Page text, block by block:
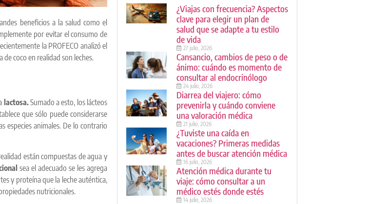
beneficios a la salud como el
por evitar el consumo de
la PROFECO analizó el
de coco en realidad son leches.
lactosa.Sumado a esto, los lácteos
que sólo puede considerarse
especies animales. De lo contrario
están compuestas de agua y
sea el adecuado se les agrega
y proteína que la leche auténtica,
nutricionales.
¿Viajas con frecuencia? Aspectos
clave para elegir un plan de
salud que se adapte a tu estilo
de vida
27 julio, 2026
Cansancio, cambios de peso o de
ánimo: cuándo es momento de
consultar al endocrinólogo
24 julio, 2026
Diarrea del viajero: cómo
prevenirla y cuándo conviene
una valoración médica
21 julio, 2026
¿Tuviste una caída en
vacaciones? Primeras medidas
antes de buscar atención médica
16 julio, 2026
Atención médica durante tu
viaje: cómo consultar a un
médico estés donde estés
14 julio, 2026